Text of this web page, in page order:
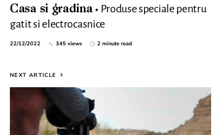
Casa si gradina
Produse speciale pentru
gatit si electrocasnice
22/12/2022 345 views 2 minute read
NEXT ARTICLE